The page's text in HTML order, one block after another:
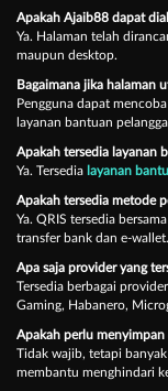
Apakah Ajaib88 dapat
Ya. Halaman telah
maupun desktop.
Bagaimana jika halaman
Pengguna dapat mencoba
layanan bantuan
Apakah tersedia layanan
Ya. Tersedia layanan
Apakah tersedia metode
Ya. QRIS tersedia
transfer bank dan e-wallet.
Apa saja provider yang
Tersedia berbagai
Gaming, Habanero,
Apakah perlu
Tidak wajib, tetapi
membantu menghindari